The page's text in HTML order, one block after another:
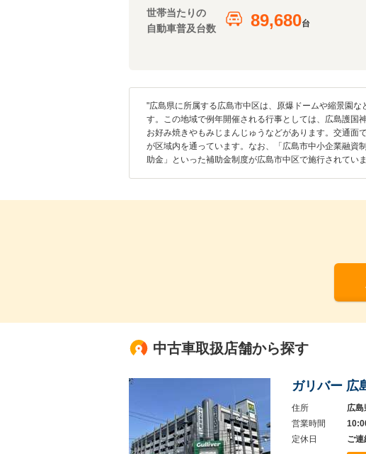
世帯当たりの
自動車普及台数
89,680台
"広島県に所属する広島市中区は、原爆ドームや縮景園
す。この地域で例年開催される行事としては、広島護国
お好み焼きやもみじまんじゅうなどがあります。交通
が区域内を通っています。なお、「広島市中小企業融資
助金」といった補助金制度が広島市中区で施行されてい
中古車取扱店舗から探す
ガリバー 広
住所
広
営業時間
定休日
ご